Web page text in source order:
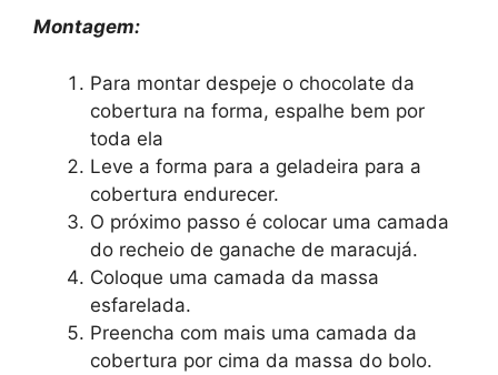
Montagem:
Para montar despeje o chocolate da
cobertura na forma, espalhe bem por
toda ela
Leve a forma para a geladeira para a
cobertura endurecer.
O próximo passo é colocar uma camada
do recheio de ganache de maracujá.
Coloque uma camada da massa
esfarelada.
Preencha com mais uma camada da
cobertura por cima da massa do bolo.